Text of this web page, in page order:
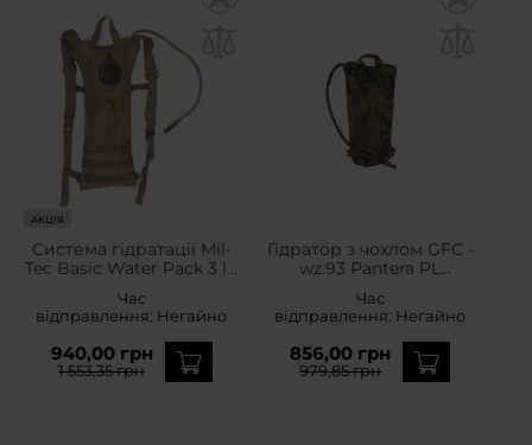
АКЦІЯ
Система гідратації Mil-
Tec Basic Water Pack 3 l -
Час
відправлення: Негайно
940,00 грн
1 553,35 грн
Гідратор з чохлом GFC -
wz.93 Pantera PL
Час
відправлення: Негайно
856,00 грн
979,85 грн